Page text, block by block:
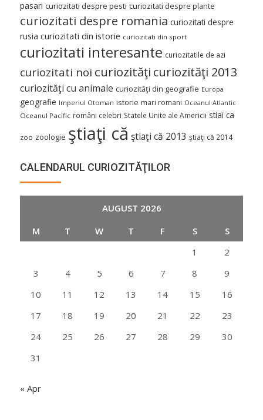
pasari curiozitati despre pesti curiozitati despre plante
curiozitati despre romania curiozitati despre
rusia curiozitati din istorie curiozitati din sport
curiozitati interesante curiozitatile de azi
curiozitati noi curiozităţi curiozităţi 2013
curiozităţi cu animale curiozităţi din geografie Europa
geografie Imperiul Otoman istorie mari romani Oceanul Atlantic
Oceanul Pacific români celebri Statele Unite ale Americii stiai ca
zoo zoologie ştiaţi că ştiaţi că 2013 ştiaţi că 2014
CALENDARUL CURIOZITĂŢILOR
AUGUST 2026
M
T W T F S
S
1
2
3
4 5 6 7 8
9
10
11 12 13 14 15
16
17
18 19 20 21 22
23
24
25 26 27 28 29
30
31
« Apr